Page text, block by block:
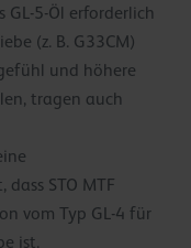
5-Öl erforderlich
(z. B. G33CM)
und höhere
tragen auch
STO MTF
vom Typ GL-4 für
ist.